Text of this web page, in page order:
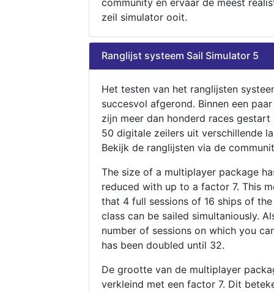
community en ervaar de meest
zeil simulator ooit.
Ranglijst systeem Sail Simulator 5
Het testen van het ranglijsten
succesvol afgerond. Binnen een
zijn meer dan honderd races gestart
50 digitale zeilers uit verschillende
Bekijk de ranglijsten via de
The size of a multiplayer package
reduced with up to a factor 7. This
that 4 full sessions of 16 ships of
class can be sailed simultaniously.
number of sessions on which you
has been doubled until 32.
De grootte van de multiplayer
verkleind met een factor 7. Dit